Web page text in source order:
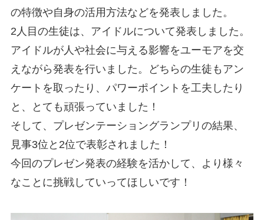
の特徴や自身の活用方法などを発表しました。
2人目の生徒は、アイドルについて発表しました。
アイドルが人や社会に与える影響をユーモアを交
えながら発表を行いました。どちらの生徒もアン
ケートを取ったり、パワーポイントを工夫したり
と、とても頑張っていました！
そして、プレゼンテーショングランプリの結果、
見事3位と2位で表彰されました！
今回のプレゼン発表の経験を活かして、より様々
なことに挑戦していってほしいです！